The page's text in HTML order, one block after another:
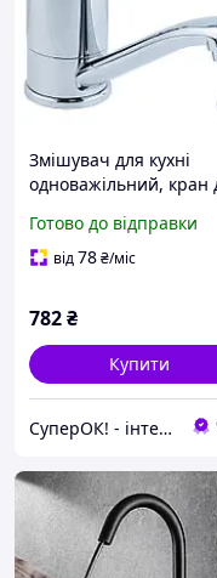
Змішувач для кухні
одноважільний, кран
прямий вилив 15 см,
шпильці) ТМ AQUATICA
Готово до відправки
від78₴/міс
782₴
Купити
СуперОК! - інтернет-магазин товарів для дому та роботи